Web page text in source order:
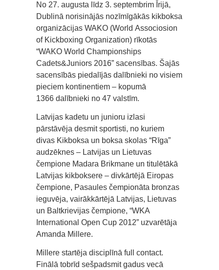
No 27. augusta līdz 3. septembrim Īrijā,
Dublinā norisinājās nozīmīgākās kikboksa
organizācijas WAKO (World Associosion
of Kickboxing Organization) rīkotās
“WAKO World Championships
Cadets&Juniors 2016” sacensības. Šajās
sacensībās piedalījās dalībnieki no visiem
pieciem kontinentiem – kopumā
1366 dalībnieki no 47 valstīm.
Latvijas kadetu un junioru izlasi
pārstāvēja desmit sportisti, no kuriem
divas Kikboksa un boksa skolas “Rīga”
audzēknes – Latvijas un Lietuvas
čempione Madara Brikmane un titulētākā
Latvijas kikboksere – divkārtējā Eiropas
čempione, Pasaules čempionāta bronzas
ieguvēja, vairākkārtējā Latvijas, Lietuvas
un Baltkrievijas čempione, “WKA
International Open Cup 2012” uzvarētāja
Amanda Millere.
Millere startēja disciplīnā full contact.
Finālā tobrīd sešpadsmit gadus vecā